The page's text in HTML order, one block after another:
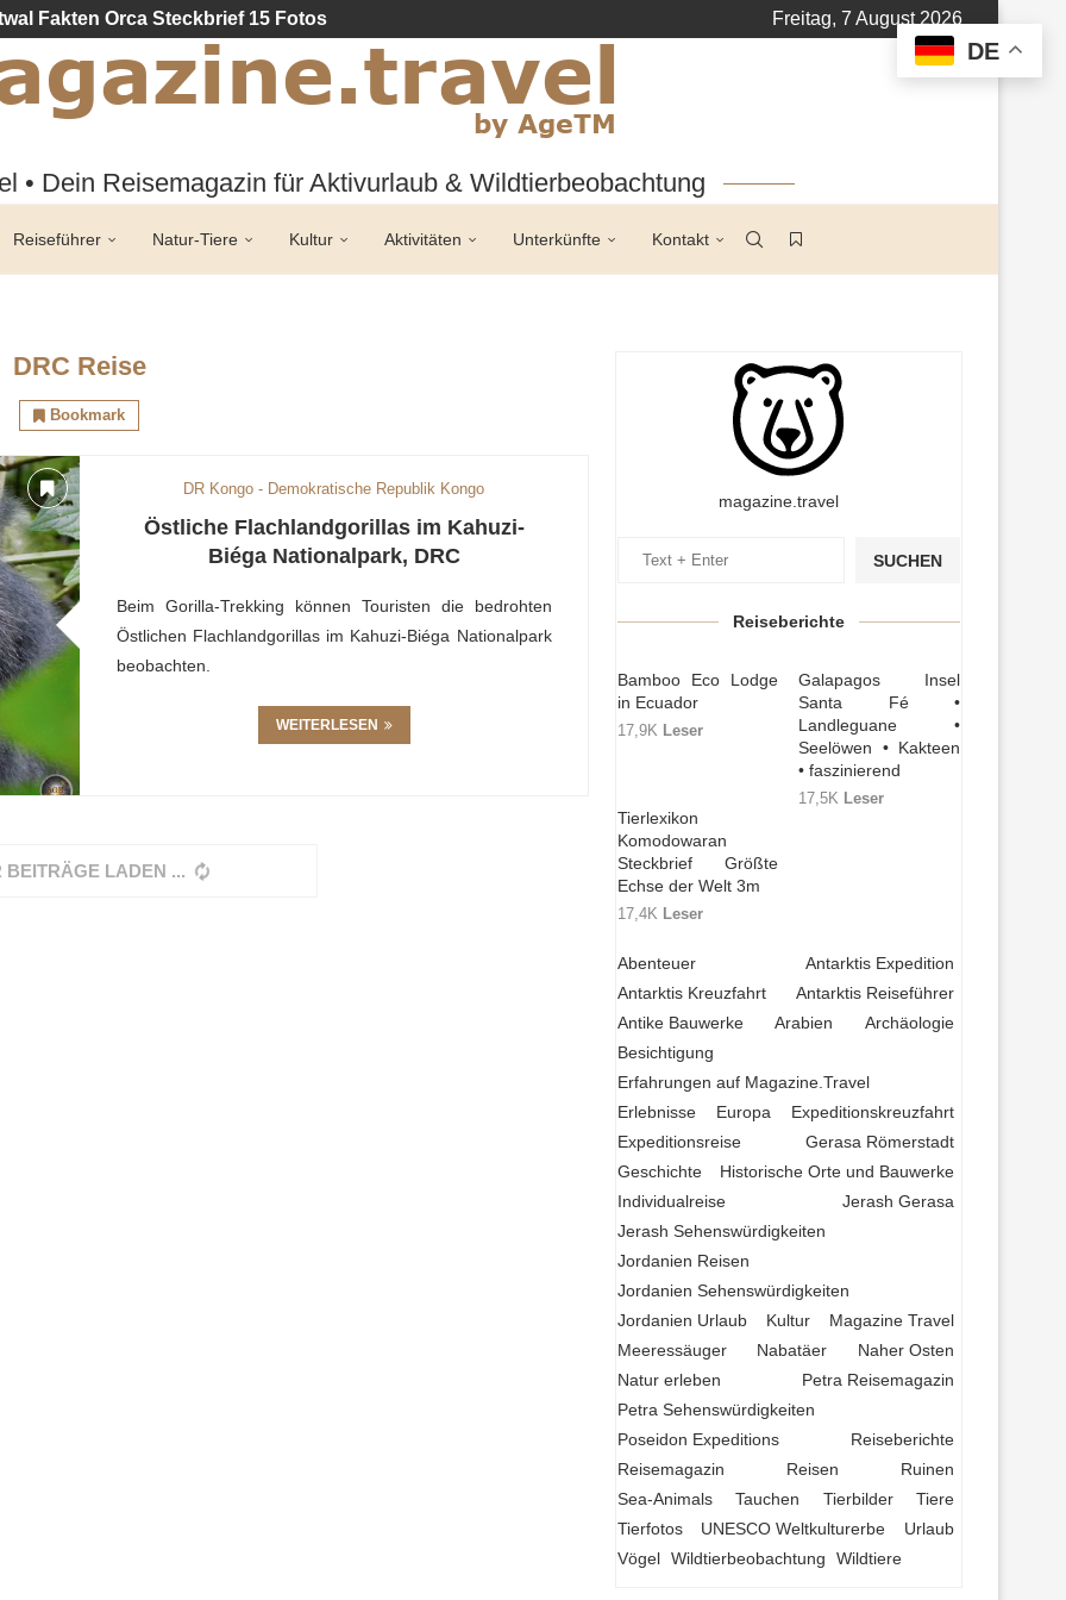
Fakten Orca Steckbrief 15 Fotos Freitag, 7 August 2026
• Dein Reisemagazin für Aktivurlaub & Wildtierbeobachtung
Reiseführer Natur-Tiere Kultur Aktivitäten Unterkünfte Kontakt
DRC Reise
Bookmark
DR Kongo - Demokratische Republik Kongo
Östliche Flachlandgorillas im Kahuzi-
Biéga Nationalpark, DRC
Beim Gorilla-Trekking können Touristen die bedrohten
Östlichen Flachlandgorillas im Kahuzi-Biéga Nationalpark
beobachten.
WEITERLESEN
BEITRÄGE LADEN
magazine.travel
SUCHEN
Reiseberichte
Bamboo Eco Lodge
in Ecuador
17,9K Leser
Galapagos Insel
Santa Fé •
Landleguane •
Seelöwen • Kakteen
• faszinierend
17,5K Leser
Tierlexikon
Komodowaran
Steckbrief Größte
Echse der Welt 3m
17,4K Leser
Abenteuer
Antarktis Expedition
Antarktis Kreuzfahrt
Antarktis Reiseführer
Antike Bauwerke
Arabien
Archäologie
Besichtigung
Erfahrungen auf Magazine.Travel
Erlebnisse
Europa
Expeditionskreuzfahrt
Expeditionsreise
Gerasa Römerstadt
Geschichte
Historische Orte und Bauwerke
Individualreise
Jerash Gerasa
Jerash Sehenswürdigkeiten
Jordanien Reisen
Jordanien Sehenswürdigkeiten
Jordanien Urlaub
Kultur
Magazine Travel
Meeressäuger
Nabatäer
Naher Osten
Natur erleben
Petra Reisemagazin
Petra Sehenswürdigkeiten
Poseidon Expeditions
Reiseberichte
Reisemagazin
Reisen
Ruinen
Sea-Animals
Tauchen Tierbilder
Tiere
Tierfotos
UNESCO Weltkulturerbe
Urlaub
Vögel Wildtierbeobachtung Wildtiere
DE